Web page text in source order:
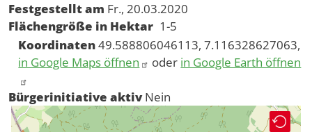
Festgestellt am Fr., 20.03.2020
Flächengröße in Hektar 1-5
Koordinaten49.588806046113, 7.116328627063,
in Google Maps öffnen
oder in Google Earth öffnen
Bürgerinitiative aktiv Nein